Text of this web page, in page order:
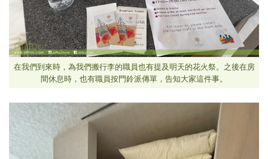
在我們到來時，為我們搬行李的職員也有提及明天的花火祭。之後在房
間休息時，也有職員按門鈴派傳單，告知大家這件事。